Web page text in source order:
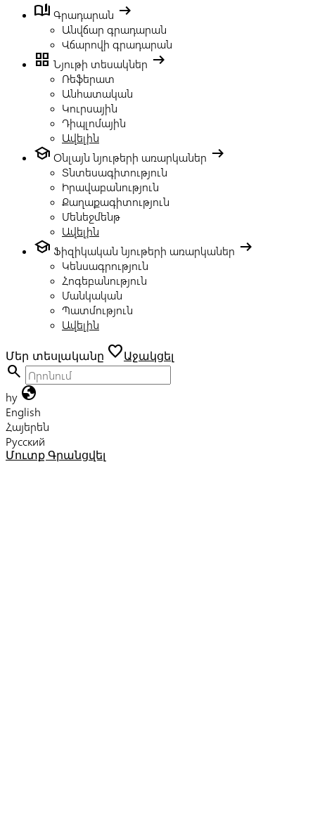
book_ribbon Գրադարան arrow_right_alt
Անվճար գրադարան
Վճարովի գրադարան
grid_view Նյութի տեսակներ arrow_right_alt
Ռեֆերատ
Անհատական
Կուրսային
Դիպլոմային
Ավելին
school Օնլայն նյութերի առարկաներ arrow_right_alt
Տնտեսագիտություն
Իրավաբանություն
Քաղաքագիտություն
Մենեջմենթ
Ավելին
school Ֆիզիկական նյութերի առարկաներ arrow_right_alt
Կենսագրություն
Հոգեբանություն
Մանկական
Պատմություն
Ավելին
Մեր տեսլականը favoriteԱջակցել
search
hy globe
English
Հայերեն
Русский
Մուտք Գրանցվել